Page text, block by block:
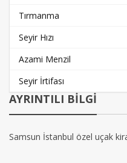
Tırmanma
Seyir Hızı
Azami Menzil
Seyir İrtifası
AYRINTILI BİLGİ
Samsun İstanbul özel uçak